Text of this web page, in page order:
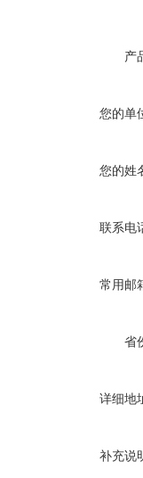
产
您的单
您的姓
联系电
常用邮
省
详细地
补充说